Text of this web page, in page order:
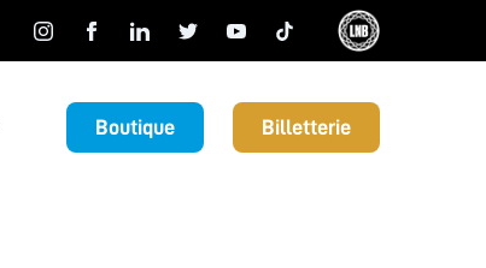
Boutique Billetterie